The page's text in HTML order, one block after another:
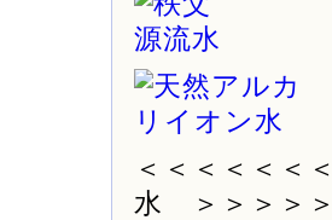
＜＜＜＜＜
水 ＞＞＞＞